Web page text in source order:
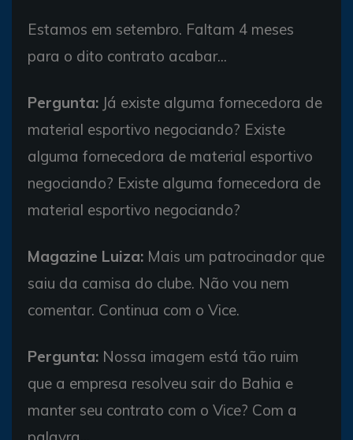
Estamos em setembro. Faltam 4 meses
para o dito contrato acabar...
Pergunta: Já existe alguma fornecedora de
material esportivo negociando? Existe
alguma fornecedora de material esportivo
negociando? Existe alguma fornecedora de
material esportivo negociando?
Magazine Luiza: Mais um patrocinador que
saiu da camisa do clube. Não vou nem
comentar. Continua com o Vice.
Pergunta: Nossa imagem está tão ruim
que a empresa resolveu sair do Bahia e
manter seu contrato com o Vice? Com a